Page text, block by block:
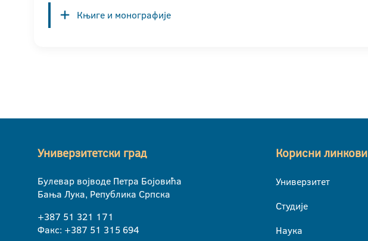
Књиге и монографије
Универзитетски град
Булевар војводе Петра Бојовића
Бања Лука, Република Српска
+387 51 321 171
Факс: +387 51 315 694
Корисни линкови
Универзитет
Студије
Наука